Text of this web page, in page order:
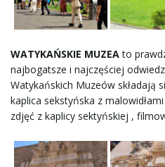
WATYKAŃSKIE MUZEAto
najbogatsze i najczęściej
Watykańskich Muzeów składają
kaplica sekstyńska z
zdjęć z kaplicy sektyńskiej ,